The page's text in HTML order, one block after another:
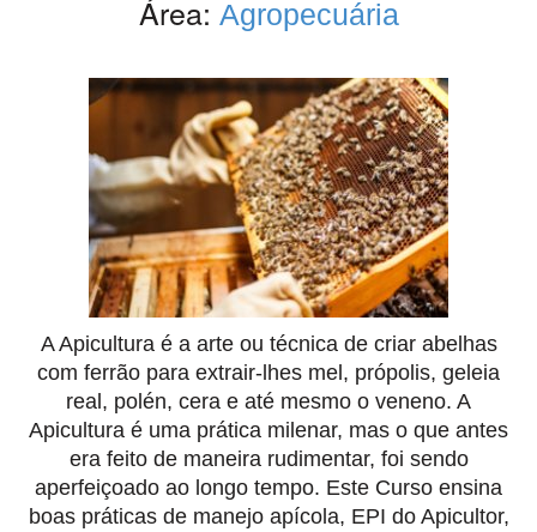
Área: Agropecuária
A Apicultura é a arte ou técnica de criar abelhas
com ferrão para extrair-lhes mel, própolis, geleia
real, polén, cera e até mesmo o veneno. A
Apicultura é uma prática milenar, mas o que antes
era feito de maneira rudimentar, foi sendo
aperfeiçoado ao longo tempo. Este Curso ensina
boas práticas de manejo apícola, EPI do Apicultor,